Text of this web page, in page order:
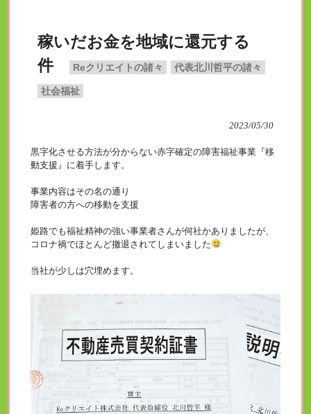
稼いだお金を地域に還元する
件
Reクリエイトの諸々 代表北川哲平の諸々
社会福祉
2023/05/30
黒字化させる方法が分からない赤字確定の障害福祉事業『移
動支援』に着手します。
事業内容はその名の通り
障害者の方への移動を支援
姫路でも福祉精神の強い事業者さんが何社かありましたが、
コロナ禍でほとんど撤退されてしまいました
当社が少しは穴埋めます。